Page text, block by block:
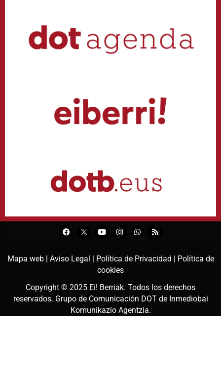
Mapa web | Aviso Legal | Política de Privacidad | Política de
cookies
Copyright © 2025 Ei! Berriak. Todos los derechos
reservados. Grupo de Comunicación DOT de Inmediobai
Komunikazio Agentzia.